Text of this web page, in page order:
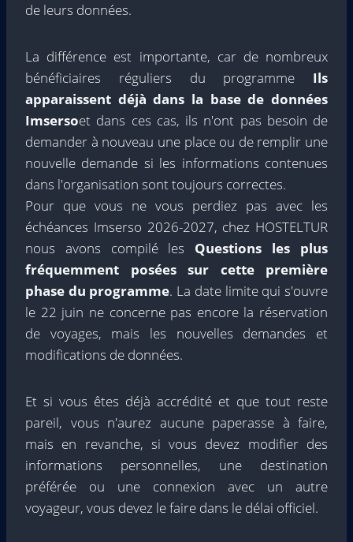
de leurs données.
La différence est importante, car de nombreux
bénéficiaires réguliers du programme Ils
apparaissent déjà dans la base de données
Imsersoet dans ces cas, ils n'ont pas besoin de
demander à nouveau une place ou de remplir une
nouvelle demande si les informations contenues
dans l'organisation sont toujours correctes.
Pour que vous ne vous perdiez pas avec les
échéances Imserso 2026-2027, chez HOSTELTUR
nous avons compilé les Questions les plus
fréquemment posées sur cette première
phase du programme. La date limite qui s'ouvre
le 22 juin ne concerne pas encore la réservation
de voyages, mais les nouvelles demandes et
modifications de données.
Et si vous êtes déjà accrédité et que tout reste
pareil, vous n'aurez aucune paperasse à faire,
mais en revanche, si vous devez modifier des
informations personnelles, une destination
préférée ou une connexion avec un autre
voyageur, vous devez le faire dans le délai officiel.